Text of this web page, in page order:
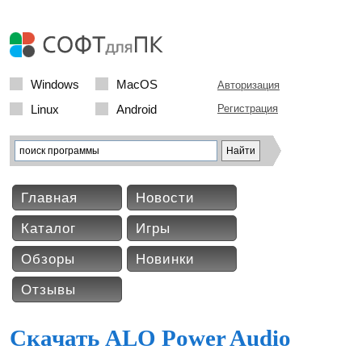
Windows
MacOS
Linux
Android
Авторизация
Регистрация
Главная
Новости
Каталог
Игры
Обзоры
Новинки
Отзывы
Скачать ALO Power Audio